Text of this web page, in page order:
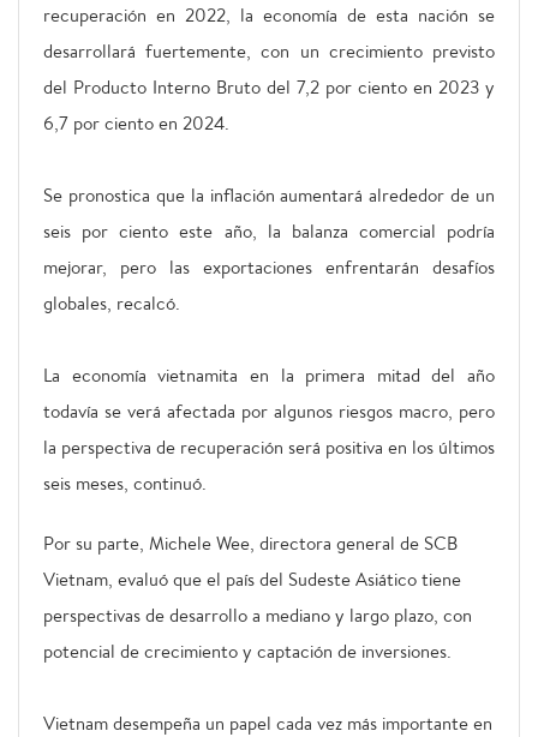
recuperación en 2022, la economía de esta nación se
desarrollará fuertemente, con un crecimiento previsto
del Producto Interno Bruto del 7,2 por ciento en 2023 y
6,7 por ciento en 2024.
Se pronostica que la inflación aumentará alrededor de un
seis por ciento este año, la balanza comercial podría
mejorar, pero las exportaciones enfrentarán desafíos
globales, recalcó.
La economía vietnamita en la primera mitad del año
todavía se verá afectada por algunos riesgos macro, pero
la perspectiva de recuperación será positiva en los últimos
seis meses, continuó.
Por su parte, Michele Wee, directora general de SCB
Vietnam, evaluó que el país del Sudeste Asiático tiene
perspectivas de desarrollo a mediano y largo plazo, con
potencial de crecimiento y captación de inversiones.
Vietnam desempeña un papel cada vez más importante en